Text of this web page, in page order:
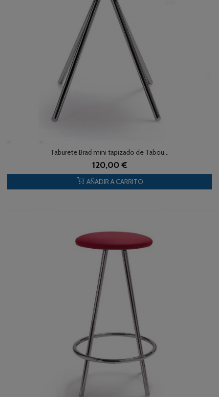
Taburete Brad mini tapizado de Tabou...
120,00 €
AÑADIR A CARRITO